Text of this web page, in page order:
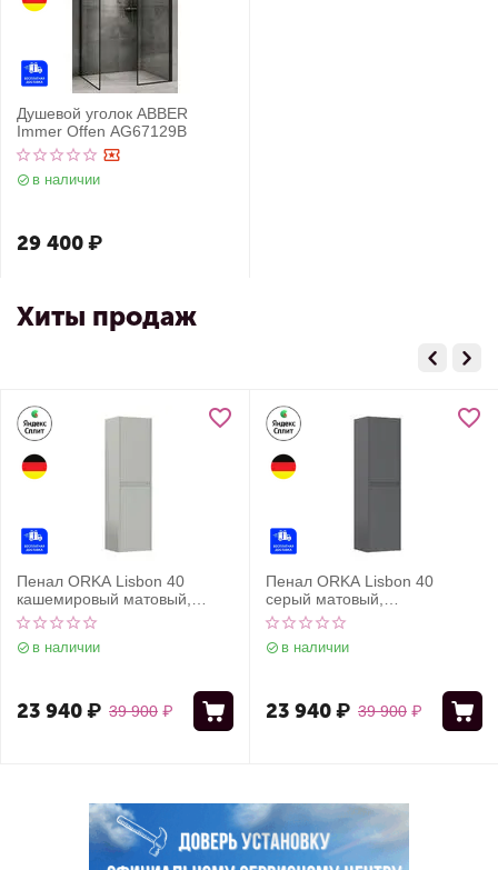
Душевой уголок ABBER
Immer Offen AG67129B
в наличии
29 400₽
Хиты продаж
Пенал ORKA Lisbon 40
кашемировый матовый,
универсальный
в наличии
39 900 ₽
23 940₽
Пенал ORKA Lisbon 40
серый матовый,
универсальный
в наличии
39 900 ₽
23 940₽